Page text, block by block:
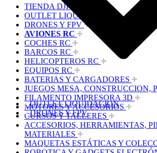
TIENDA DJI
OUTLET LIQUIDACION
DRONES Y FPV
AVIONES RC
COCHES RC
BARCOS RC
HELICOPTEROS RC
EQUIPOS RC
BATERIAS Y CARGADORES
JUEGOS MESA, CONSTRUCCION,
FILAMENTO IMPRESORA 3D
MOTORES Y ACCESORIOS
CURSOS Y TALLERES
ACCESORIOS, HERRAMIENTAS,
MATERIALES
MAQUETAS ESTÁTICAS Y
OUTLET LIQUIDACION
DRONES Y FPV